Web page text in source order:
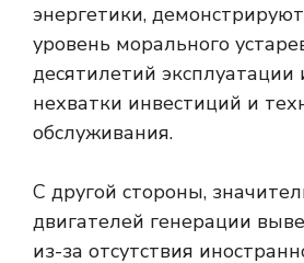
энергетики,
уровень морального
десятилетий эксплуатации
нехватки инвестиций и
обслуживания.
С другой стороны,
двигателей генерации
из-за отсутствия